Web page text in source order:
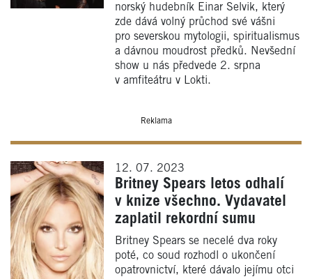
norský hudebník Einar Selvik, který
zde dává volný průchod své vášni
pro severskou mytologii, spiritualismus
a dávnou moudrost předků. Nevšední
show u nás předvede 2. srpna
v amfiteátru v Lokti.
Reklama
12. 07. 2023
Britney Spears letos odhalí
v knize všechno. Vydavatel
zaplatil rekordní sumu
Britney Spears se necelé dva roky
poté, co soud rozhodl o ukončení
opatrovnictví, které dávalo jejímu otci